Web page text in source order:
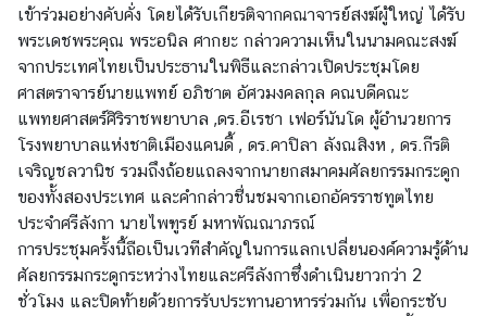
เข้าร่วมอย่างคับคั่ง โดยได้รับเกียรติจากคณาจารย์สงฆ์ผู้ใหญ่ ได้รับ
พระเดชพระคุณ พระอนิล ศากยะ กล่าวความเห็นในนามคณะสงฆ์
จากประเทศไทยเป็นประธานในพิธีและกล่าวเปิดประชุมโดย
ศาสตราจารย์นายแพทย์ อภิชาต อัศวมงคลกุล คณบดีคณะ
แพทยศาสตร์ศิริราชพยาบาล ,ดร.อีเรชา เฟอร์นันโด ผู้อำนวยการ
โรงพยาบาลแห่งชาติเมืองแคนดี้ , ดร.คาปิลา ลังณสิงห , ดร.กีรติ
เจริญชลวานิช รวมถึงถ้อยแถลงจากนายกสมาคมศัลยกรรมกระดูก
ของทั้งสองประเทศ และคำกล่าวชื่นชมจากเอกอัครราชทูตไทย
ประจำศรีลังกา นายไพฑูรย์ มหาพัณณาภรณ์
การประชุมครั้งนี้ถือเป็นเวทีสำคัญในการแลกเปลี่ยนองค์ความรู้ด้าน
ศัลยกรรมกระดูกระหว่างไทยและศรีลังกาซึ่งดำเนินยาวกว่า 2
ชั่วโมง และปิดท้ายด้วยการรับประทานอาหารร่วมกัน เพื่อกระชับ